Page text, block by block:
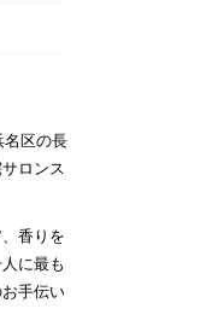
名区の長
ロンス
香りを
に最も
手伝い